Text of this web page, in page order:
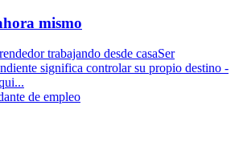
mismo
trabajando desde casaSer
significa controlar su propio destino -
de empleo